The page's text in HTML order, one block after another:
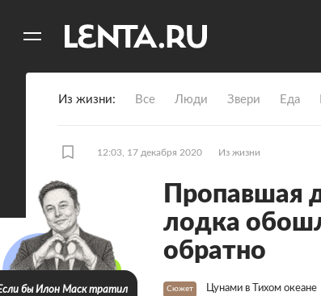
Из жизни Все Люди Звери Еда
12:03, 17 декабря 2020 Из жизни
Пропавшая
лодка
обратно
Сюжет Цунами в Тихом океане
бы Илон Маск тратил